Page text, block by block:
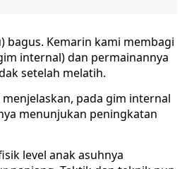
bagus. Kemarin kami membagi
internal) dan permainannya
setelah melatih.
pada gim internal
menunjukan peningkatan
level anak asuhnya